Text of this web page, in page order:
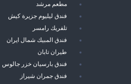
مطعم مرشد
فندق ليليوم جزيرة كيش
تلفريك رامسر
فندق المبيك شمال ايران
طيران تابان
فندق بارسيان خزر جالوس
فندق جمران شيراز